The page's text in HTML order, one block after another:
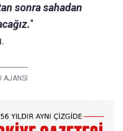
sonra sahadan
"
AJANSI